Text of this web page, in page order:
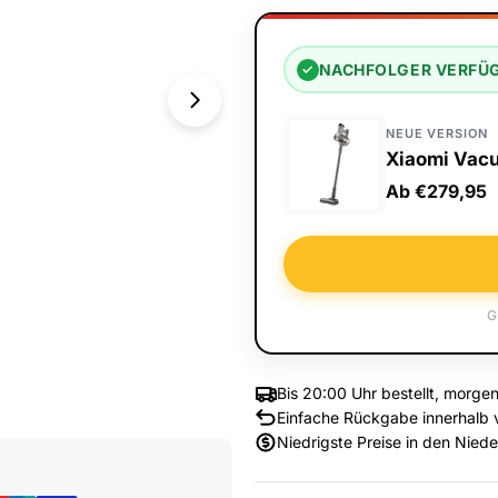
Medium 1 im Fenster öffnen
✓ NACHFOLGER
NEUE VERSION
Xiaomi
Ab €279,95
Bis 20:00 Uhr bestellt,
Einfache Rückgabe innerhalb
Niedrigste Preise in den